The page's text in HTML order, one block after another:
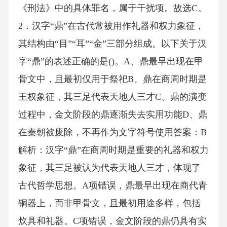
《刑法》中的具体罪名，属于干扰项。故选C。
2．汉字“鼎”在古代常被用作礼器和权力象征，
其结构由“目”“耳”“金”三部分组成。以下关于汉
字“鼎”的表述正确的是()。A、鼎最早出现在甲
骨文中，且最初仅用于祭祀B、鼎在商周时期是
王权象征，其三足代表天地人三才C、鼎的演变
过程中，金文阶段的鼎逐渐失去实用功能D、鼎
在秦朝被废除，不再作为文字符号使用答案：B
解析：汉字“鼎”在商周时期是重要的礼器和权力
象征，其三足被认为代表天地人三才，体现了
古代哲学思想。A项错误，鼎最早出现在商代青
铜器上，而非甲骨文，且最初用途多样，包括
炊具和礼器。C项错误，金文阶段的鼎仍具有实